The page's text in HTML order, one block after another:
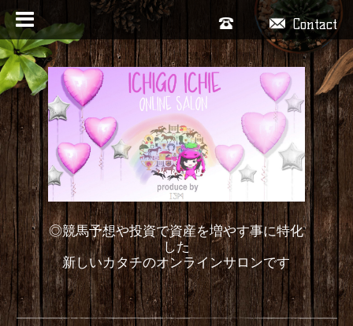
Contact
◎競馬予想や投資で資産を増やす事に特化
した
新しいカタチのオンラインサロンです